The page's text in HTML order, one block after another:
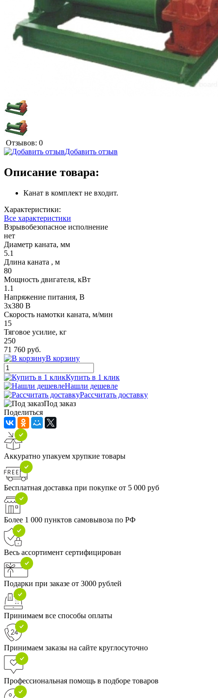
Отзывов: 0
Добавить отзыв
Описание товара:
Канат в комплект не входит.
Характеристики:
Все характеристики
Взрывобезопасное исполнение
нет
Диаметр каната, мм
5.1
Длина каната , м
80
Мощность двигателя, кВт
1.1
Напряжение питания, В
3x380 В
Скорость намотки каната, м/мин
15
Тяговое усилие, кг
250
71 760 руб.
В корзину
Купить в 1 клик
Нашли дешевле
Рассчитать доставку
Под заказ
Поделиться
Аккуратно упакуем хрупкие товары
Бесплатная доставка при покупке от 5 000 руб
Более 1 000 пунктов самовывоза по РФ
Весь ассортимент сертифицирован
Подарки при заказе от 3000 рублей
Принимаем все способы оплаты
Принимаем заказы на сайте круглосуточно
Профессиональная помощь в подборе товаров